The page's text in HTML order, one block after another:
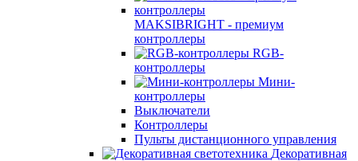
MAKSIBRIGHT - премиум
контроллеры
RGB-
контроллеры
Мини-
контроллеры
Выключатели
Контроллеры
Пульты дистанционного управления
Декоративная